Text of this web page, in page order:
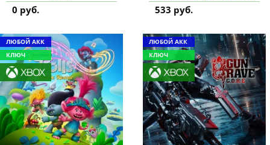
0 руб.
533 руб.
ЛЮБОЙ АКК
КЛЮЧ
ЛЮБОЙ АКК
КЛЮЧ